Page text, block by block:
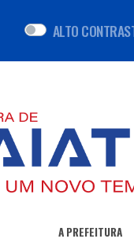
ALTO
A PREFEITURA